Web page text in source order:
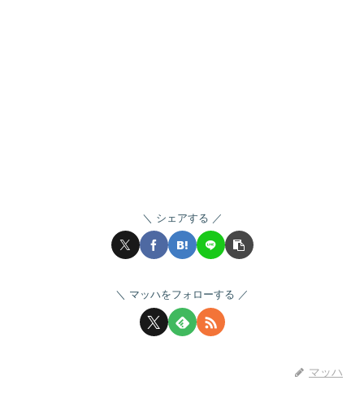
シェアする
マッハをフォローする
マッハ